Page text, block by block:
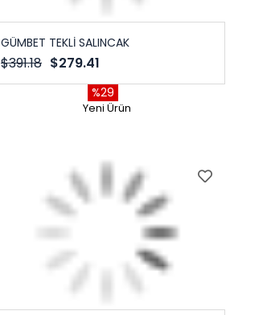
GÜMBET TEKLİ SALINCAK
$279.41
$391.18
%29
Yeni Ürün